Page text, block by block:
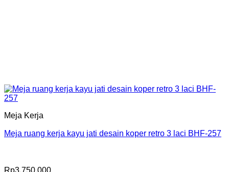
Meja Kerja
Meja ruang kerja kayu jati desain koper retro 3 laci BHF-257